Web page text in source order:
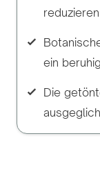
ein
Die